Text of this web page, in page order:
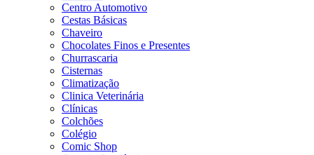
Centro Automotivo
Cestas Básicas
Chaveiro
Chocolates Finos e Presentes
Churrascaria
Cisternas
Climatização
Clinica Veterinária
Clínicas
Colchões
Colégio
Comic Shop